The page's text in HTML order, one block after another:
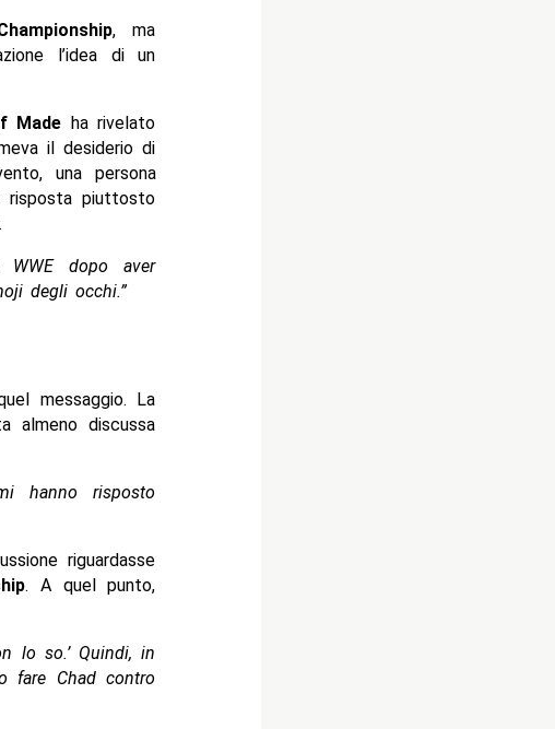
, ma
l’idea di un
Made ha rivelato
il desiderio di
una persona
risposta piuttosto
dopo aver
degli occhi.”
messaggio. La
almeno discussa
hanno risposto
riguardasse
. A quel punto,
lo so.’ Quindi, in
fare Chad contro